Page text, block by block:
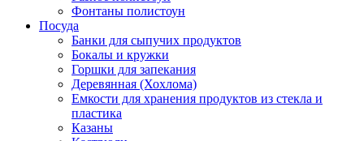
Фонтаны полистоун
Посуда
Банки для сыпучих продуктов
Бокалы и кружки
Горшки для запекания
Деревянная (Хохлома)
Емкости для хранения продуктов из стекла и
пластика
Казаны